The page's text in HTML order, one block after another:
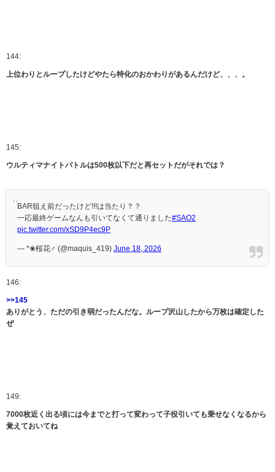
144:
上位わりとループしたけどやたら特化のおかわりがあるんだけど、、、。
145:
ウルティマナイトバトルは500枚以下だと再セットだがそれでは？
BAR狙え前だったけど!!!は当たり？？
一応最終ゲームなんも引いてなくて通りました#SAO2
pic.twitter.com/xSD9P4ec9P
— *❀桜花♂ (@maquis_419) June 18, 2026
146:
>>145
ありがとう、ただの引き弱だったんだな。ループ沢山したから万枚は確定した
ぜ
149:
7000枚近く出る頃には今までと打って変わって子役引いても乗せなくなるから
覚えておいてね